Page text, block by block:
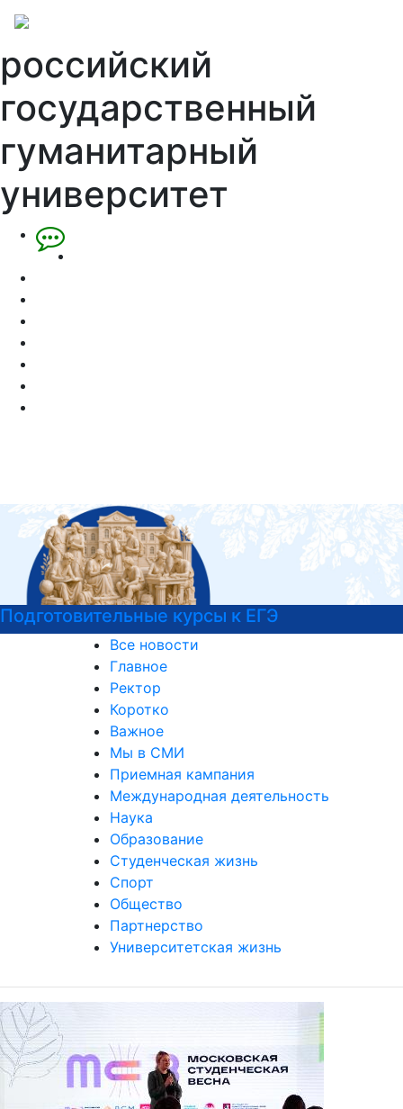
российский
государственный
гуманитарный
университет
Психологическая служба РГГУ
Все новости
Главное
Ректор
Коротко
Важное
Мы в СМИ
Приемная кампания
Международная деятельность
Наука
Образование
Студенческая жизнь
Спорт
Общество
Партнерство
Университетская жизнь